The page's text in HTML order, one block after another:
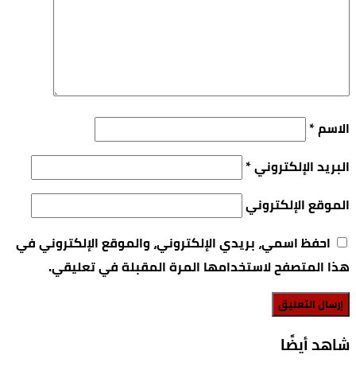
الاسم*
البريد الإلكتروني*
الموقع الإلكتروني
احفظ اسمي، بريدي الإلكتروني، والموقع الإلكتروني في
هذا المتصفح لاستخدامها المرة المقبلة في تعليقي.
‫شاهد أيضًا‬